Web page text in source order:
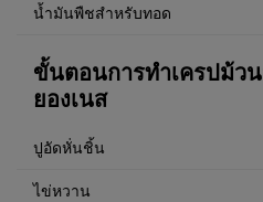
น้ำมันพืชสำหรับทอด
ขั้นตอนการทำเครปม้ว
ยองเนส
ปูอัดหั่นชิ้น
ไข่หวาน